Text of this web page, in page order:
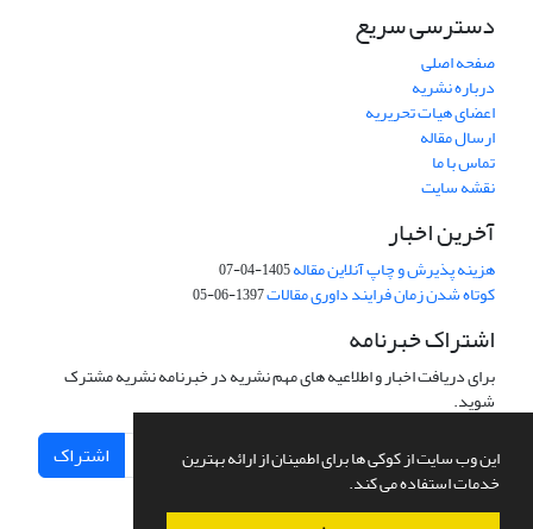
این وب سایت از کوکی ها برای اطمینان از ارائه بهترین
خدمات استفاده می کند.
دسترسی سریع
صفحه اصلی
درباره نشریه
اعضای هیات تحریریه
ارسال مقاله
تماس با ما
نقشه سایت
آخرین اخبار
هزینه پذیرش و چاپ آنلاین مقاله1405-04-07
کوتاه شدن زمان فرایند داوری مقالات1397-06-05
اشتراک خبرنامه
برای دریافت اخبار و اطلاعیه های مهم نشریه در خبرنامه نشریه مشترک
شوید.
اشتراک